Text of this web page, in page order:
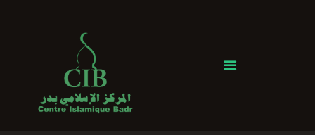
Centre Islamique Badr
Accueil
À propos